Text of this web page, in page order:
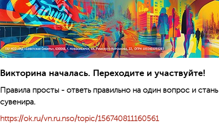
Викторина началась. Переходите и участвуйте!
Правила просты - ответь правильно на один вопрос и
сувенира.
https://ok.ru/vn.ru.nso/topic/156740811160561